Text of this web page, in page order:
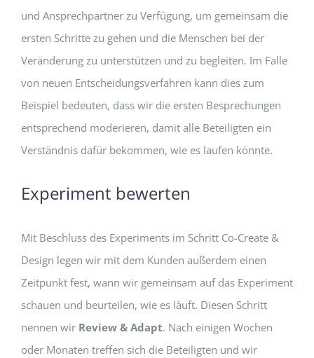
und Ansprechpartner zu Verfügung, um gemeinsam die
ersten Schritte zu gehen und die Menschen bei der
Veränderung zu unterstützen und zu begleiten. Im Falle
von neuen Entscheidungsverfahren kann dies zum
Beispiel bedeuten, dass wir die ersten Besprechungen
entsprechend moderieren, damit alle Beteiligten ein
Verständnis dafür bekommen, wie es laufen könnte.
Experiment bewerten
Mit Beschluss des Experiments im Schritt Co-Create &
Design legen wir mit dem Kunden außerdem einen
Zeitpunkt fest, wann wir gemeinsam auf das Experiment
schauen und beurteilen, wie es läuft. Diesen Schritt
nennen wir Review & Adapt. Nach einigen Wochen
oder Monaten treffen sich die Beteiligten und wir